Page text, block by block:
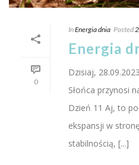
0
InEnergia dnia Posted
Energia
Dzisiaj,
Słońca przynosi
Dzień 11 Aj, to
ekspansji w
stabilnością, [...]